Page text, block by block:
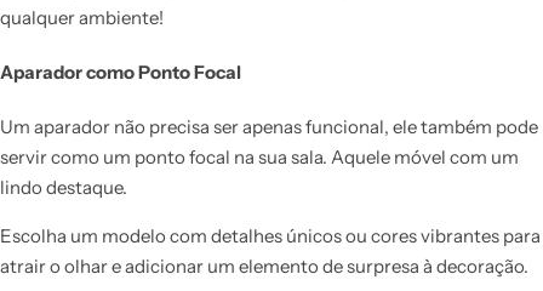
qualquer ambiente!
Aparador como Ponto Focal
Um aparador não precisa ser apenas funcional, ele também pode
servir como um ponto focal na sua sala. Aquele móvel com um
lindo destaque.
Escolha um modelo com detalhes únicos ou cores vibrantes para
atrair o olhar e adicionar um elemento de surpresa à decoração.